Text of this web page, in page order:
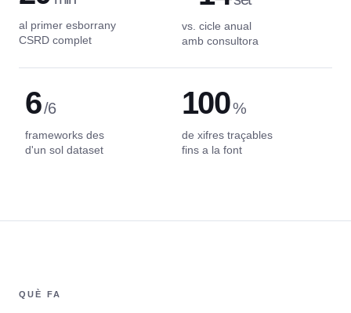
al primer esborrany
CSRD complet
vs. cicle anual
amb consultora
6/6
frameworks des
d'un sol dataset
100%
de xifres traçables
fins a la font
QUÈ FA